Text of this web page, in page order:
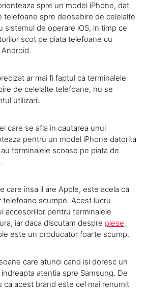
spre un model iPhone, dat
telefoane spre deosebire de celelalte
sistemul de operare iOS, in timp ce
scot pe piata telefoane cu
ar mai fi faptul ca terminalele
de celelalte telefoane, nu se
utilizarii.
care se afla in cautarea unui
pentru un model iPhone datorita
terminalele scoase pe piata de
care insa il are Apple, este acela ca
telefoane scumpe. Acest lucru
accesoriilor pentru terminalele
iar daca discutam despre piese
este un producator foarte scump.
care atunci cand isi doresc un
atentia spre Samsung. De
ca acest brand este cel mai renumit